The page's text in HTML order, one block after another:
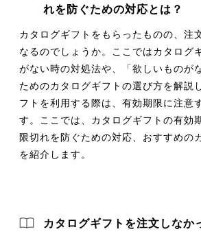
れを防ぐための対応とは？
カタログギフトをもらったものの、注
なるのでしょうか。ここではカタログ
がない時の対処法や、「欲しいものが
ためのカタログギフトの選び方を解説
フトを利用する際は、有効期限に注意
す。ここでは、カタログギフトの有効
限切れを防ぐための対応、おすすめの
を紹介します。
カタログギフトを注文しなか